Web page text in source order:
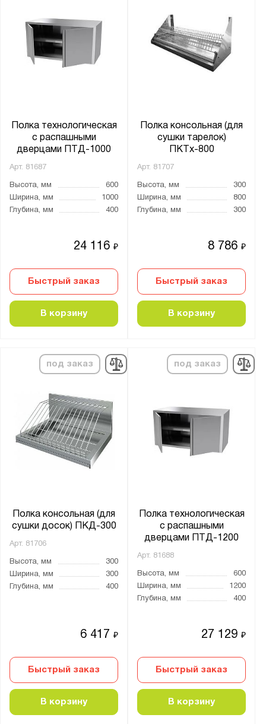
Полка технологическая
с распашными
дверцами ПТД-1000
Арт. 81687
Высота, мм
600
Ширина, мм
1000
Глубина, мм
400
24 116₽
Быстрый заказ
В корзину
Полка консольная (для
сушки тарелок)
ПКТх-800
Арт. 81707
Высота, мм
300
Ширина, мм
800
Глубина, мм
300
8 786₽
Быстрый заказ
В корзину
под заказ
Полка консольная (для
сушки досок) ПКД-300
Арт. 81706
Высота, мм
300
Ширина, мм
300
Глубина, мм
400
6 417₽
Быстрый заказ
В корзину
под заказ
Полка технологическая
с распашными
дверцами ПТД-1200
Арт. 81688
Высота, мм
600
Ширина, мм
1200
Глубина, мм
400
27 129₽
Быстрый заказ
В корзину